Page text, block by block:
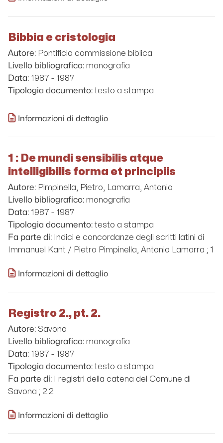
Bibbia e cristologia
Autore: Pontificia commissione biblica
Livello bibliografico: monografia
Data: 1987 - 1987
Tipologia documento: testo a stampa
Informazioni di dettaglio
1 : De mundi sensibilis atque
intelligibilis forma et principiis
Autore: Pimpinella, Pietro, Lamarra, Antonio
Livello bibliografico: monografia
Data: 1987 - 1987
Tipologia documento: testo a stampa
Fa parte di: Indici e concordanze degli scritti latini di
Immanuel Kant / Pietro Pimpinella, Antonio Lamarra ; 1
Informazioni di dettaglio
Registro 2., pt. 2.
Autore: Savona
Livello bibliografico: monografia
Data: 1987 - 1987
Tipologia documento: testo a stampa
Fa parte di: I registri della catena del Comune di
Savona ; 2.2
Informazioni di dettaglio